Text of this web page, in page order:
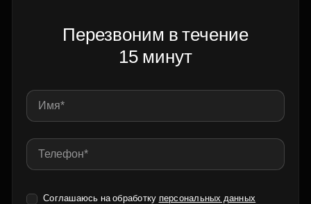
Перезвоним в течение
15 минут
Соглашаюсь на обработку персональных данных